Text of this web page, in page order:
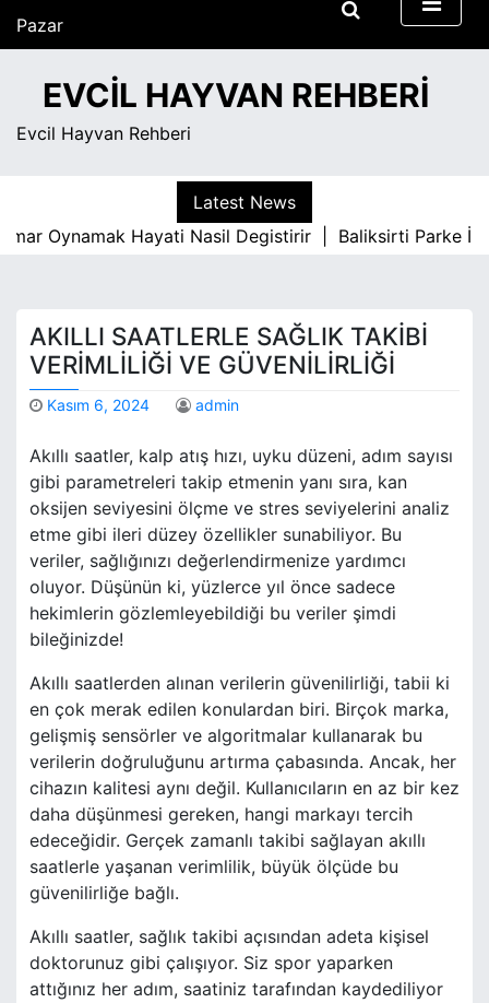
Pazar
Ağustos 9, 2026
7:44 am
EVCIL HAYVAN REHBERI
Evcil Hayvan Rehberi
Latest News
Oynamak Hayati Nasil Degistirir |Baliksirti Parke İle
AKILLI SAATLERLE SAĞLIK TAKIBI
VERIMLILIĞI VE GÜVENILIRLIĞI
Kasım 6, 2024 admin
Akıllı saatler, kalp atış hızı, uyku düzeni, adım sayısı
gibi parametreleri takip etmenin yanı sıra, kan
oksijen seviyesini ölçme ve stres seviyelerini analiz
etme gibi ileri düzey özellikler sunabiliyor. Bu
veriler, sağlığınızı değerlendirmenize yardımcı
oluyor. Düşünün ki, yüzlerce yıl önce sadece
hekimlerin gözlemleyebildiği bu veriler şimdi
bileğinizde!
Akıllı saatlerden alınan verilerin güvenilirliği, tabii ki
en çok merak edilen konulardan biri. Birçok marka,
gelişmiş sensörler ve algoritmalar kullanarak bu
verilerin doğruluğunu artırma çabasında. Ancak, her
cihazın kalitesi aynı değil. Kullanıcıların en az bir kez
daha düşünmesi gereken, hangi markayı tercih
edeceğidir. Gerçek zamanlı takibi sağlayan akıllı
saatlerle yaşanan verimlilik, büyük ölçüde bu
güvenilirliğe bağlı.
Akıllı saatler, sağlık takibi açısından adeta kişisel
doktorunuz gibi çalışıyor. Siz spor yaparken
attığınız her adım, saatiniz tarafından kaydediliyor